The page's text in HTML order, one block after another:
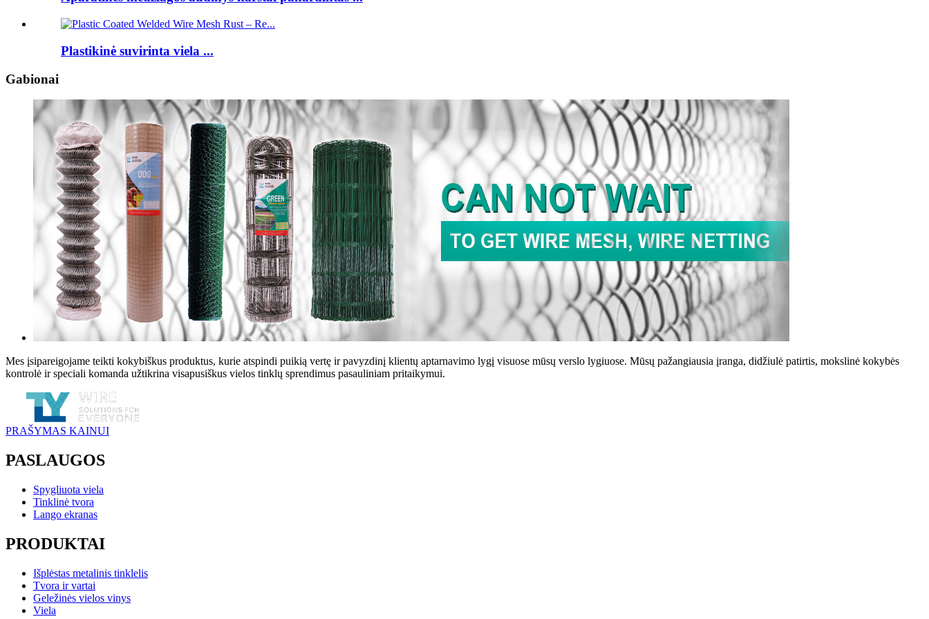
Plastikinė suvirinta viela ...
Gabionai
Mes įsipareigojame teikti kokybiškus produktus, kurie atspindi puikią vertę ir pavyzdinį klientų aptarnavimo lygį visuose mūsų verslo lygiuose. Mūsų pažangiausia įranga, didžiulė patirtis, mokslinė kokybės
kontrolė ir speciali komanda užtikrina visapusiškus vielos tinklų sprendimus pasauliniam pritaikymui.
PRAŠYMAS KAINUI
PASLAUGOS
Spygliuota viela
Tinklinė tvora
Lango ekranas
PRODUKTAI
Išplėstas metalinis tinklelis
Tvora ir vartai
Geležinės vielos vinys
Viela